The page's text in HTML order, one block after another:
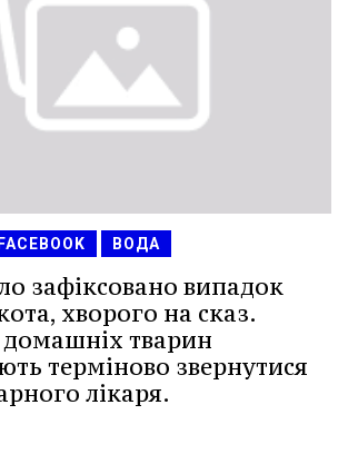
FACEBOOK ВОДА
зафіксовано випадок
хворого на сказ.
тварин
терміново звернутися
лікаря.